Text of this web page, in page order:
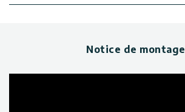
Notice de montage